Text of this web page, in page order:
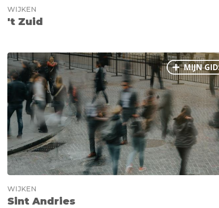
WIJKEN
't Zuid
MIJN
WIJKEN
Sint Andries